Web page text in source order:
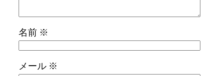
名前 ※
メール ※